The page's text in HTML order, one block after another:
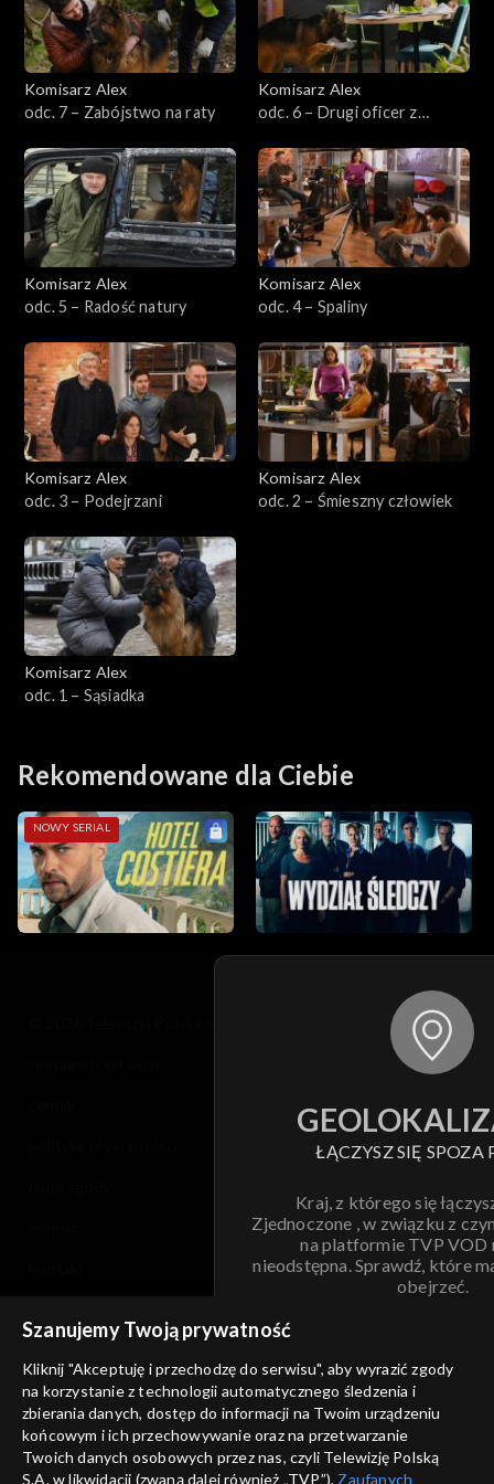
Sezon 13
Sezon 12
Sezon 10
Sezon 9
Sezon 8
Sezon 7
Sezon 6
Sezon 5
Sezon 3
Sezon 2
Sezon 1
Komisarz Alex
odc. 7 – Zabójstwo na raty
Komisarz Alex
odc. 6 – Drugi oficer z
Komisarz Alex
odc. 5 – Radość natury
Komisarz Alex
odc. 4 – Spaliny
Komisarz Alex
odc. 3 – Podejrzani
Komisarz Alex
odc. 2 – Śmieszny człowiek
Komisarz Alex
odc. 1 – Sąsiadka
Rekomendowane dla Ciebie
NOWY SERIAL
ŁĄCZYSZ SIĘ SPOZA
Kraj, z którego się
Zjednoczone , w związku z
na platformie TVP VOD
nieodstępna. Sprawdź, które
obejrzeć.
ANULUJ
informacje o dostawcy usług
Szanujemy Twoją prywatność
Kliknij "Akceptuję i przechodzę do serwisu", aby wyrazić zgody
na korzystanie z technologii automatycznego śledzenia i
zbierania danych, dostęp do informacji na Twoim urządzeniu
końcowym i ich przechowywanie oraz na przetwarzanie
Twoich danych osobowych przez nas, czyli Telewizję Polską
S.A. w likwidacji (zwaną dalej również „TVP”), Zaufanych